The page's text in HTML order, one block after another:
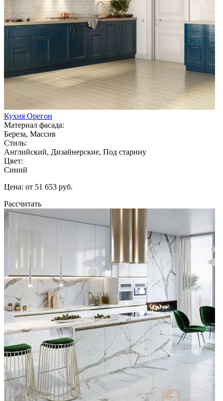
Кухня Орегон
Материал фасада:
Береза, Массив
Стиль:
Английский, Дизайнерские, Под старину
Цвет:
Синий
Цена: от 51 653 руб.
Рассчитать